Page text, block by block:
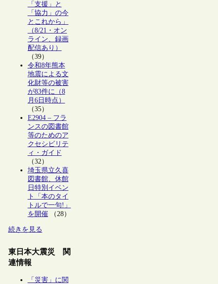
「支援」と
「協力」の今
とこれから」
（8/21・オン
ライン、録画
配信あり）
（39）
令和8年熊本
地震による文
化財等の被害
が83件に（8
月6日時点）
（35）
E2904 – フラ
ンスの図書館
等のためのア
クセシビリテ
ィ・ガイド
（32）
埼玉県立久喜
図書館、休館
日特別イベン
ト「本のタイ
トルで一句!」
を開催（28）
続きを見る
東日本大震災 関
連情報
「災害」に関